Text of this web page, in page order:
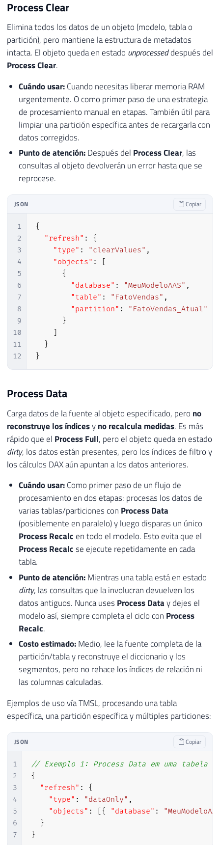
Process Clear
Elimina todos los datos de un objeto (modelo, tabla o
partición), pero mantiene la estructura de metadatos
intacta. El objeto queda en estado unprocesseddespués del
Process Clear.
Cuándo usar:Cuando necesitas liberar memoria RAM
urgentemente. O como primer paso de una estrategia
de procesamiento manual en etapas. También útil para
limpiar una partición específica antes de recargarla con
datos corregidos.
Punto de atención:Después del Process Clear, las
consultas al objeto devolverán un error hasta que se
reprocese.
JSON Copiar
1
2
3
4
5
6
7
8
9
10
11
12
{
"refresh" :
{
"type" : "clearValues" ,
"objects" :
[
{
"database" : "MeuModeloAAS" ,
"table" : "FatoVendas" ,
"partition" :
"FatoVendas_Atual"
}
]
}
}
Process Data
Carga datos de la fuente al objeto especificado, pero no
reconstruye los índicesyno recalcula medidas. Es más
rápido que el Process Full, pero el objeto queda en estado
dirty, los datos están presentes, pero los índices de filtro y
los cálculos DAX aún apuntan a los datos anteriores.
Cuándo usar:Como primer paso de un flujo de
procesamiento en dos etapas: procesas los datos de
varias tablas/particiones con Process Data
(posiblemente en paralelo) y luego disparas un único
Process Recalc en todo el modelo. Esto evita que el
Process Recalcse ejecute repetidamente en cada
tabla.
Punto de atención:Mientras una tabla está en estado
dirty, las consultas que la involucran devuelven los
datos antiguos. Nunca uses Process Datay dejes el
modelo así, siempre completa el ciclo con Process
Recalc.
Costo estimado:Medio, lee la fuente completa de la
partición/tabla y reconstruye el diccionario y los
segmentos, pero no rehace los índices de relación ni
las columnas calculadas.
Ejemplos de uso vía TMSL, procesando una tabla
específica, una partición específica y múltiples particiones:
JSON Copiar
1
2
3
4
5
6
7
// Exemplo 1: Process Data em uma tabela
{
"refresh" :
{
"type" : "dataOnly" ,
"objects" : [{ "database" :
}
}